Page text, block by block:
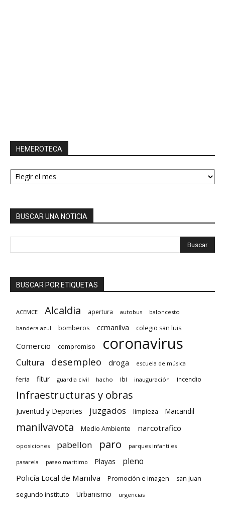
HEMEROTECA
HEMEROTECA
BUSCAR UNA NOTICIA
BUSCAR POR ETIQUETAS
ACEMCE Alcaldia apertura autobus baloncesto
bandera azul bomberos ccmanilva colegio san luis
Comercio compromiso coronavirus
Cultura desempleo droga escuela de música
feria fitur guardia civil hacho ibi inauguración incendio
Infraestructuras y obras
Juventud y Deportes juzgados limpieza Maicandil
manilvavota Medio Ambiente narcotrafico
oposiciones pabellon paro parques infantiles
pasarela paseo maritimo Playas pleno
Policía Local de Manilva Promoción e imagen san juan
segundo instituto Urbanismo urgencias